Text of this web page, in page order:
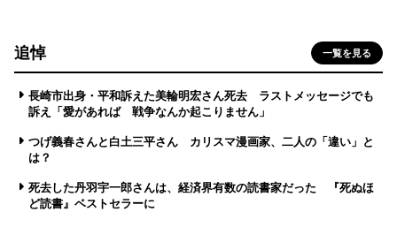
追悼 一覧を見る
長崎市出身・平和訴えた美輪明宏さん死去 ラストメッセージでも
訴え「愛があれば 戦争なんか起こりません」
つげ義春さんと白土三平さん カリスマ漫画家、二人の「違い」と
は？
死去した丹羽宇一郎さんは、経済界有数の読書家だった 『死ぬほ
ど読書』ベストセラーに